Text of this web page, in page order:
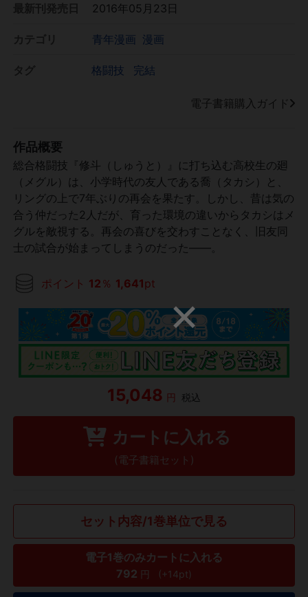
2016年05月23日
青年漫画 漫画
格闘技 完結
電子書籍購入ガイド
作品概要
総合格闘技『修斗（しゅうと）』に打ち込む高校生の廻
（メグル）は、小学時代の友人である喬（タカシ）と、
リングの上で7年ぶりの再会を果たす。しかし、昔は気の
合う仲だった2人だが、育った環境の違いからタカシはメ
グルを敵視する。再会の喜びを交わすことなく、旧友同
士の試合が始まってしまうのだった――。
ポイント 12 ％ 1,641pt
15,048 円 税込
カートに入れる
(電子書籍セット)
セット内容/1巻単位で見る
電子1巻のみカートに入れる
792 円 (+14pt)